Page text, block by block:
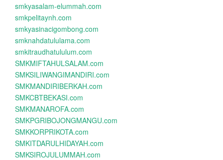
smkyasalam-elummah.com
smkpelitaynh.com
smkyasinacigombong.com
smknahdatululama.com
smkitraudhatululum.com
SMKMIFTAHULSALAM.com
SMKSILIWANGIMANDIRI.com
SMKMANDIRIBERKAH.com
SMKCBTBEKASI.com
SMKMANAROFA.com
SMKPGRIBOJONGMANGU.com
SMKKORPRIKOTA.com
SMKITDARULHIDAYAH.com
SMKSIROJULUMMAH.com